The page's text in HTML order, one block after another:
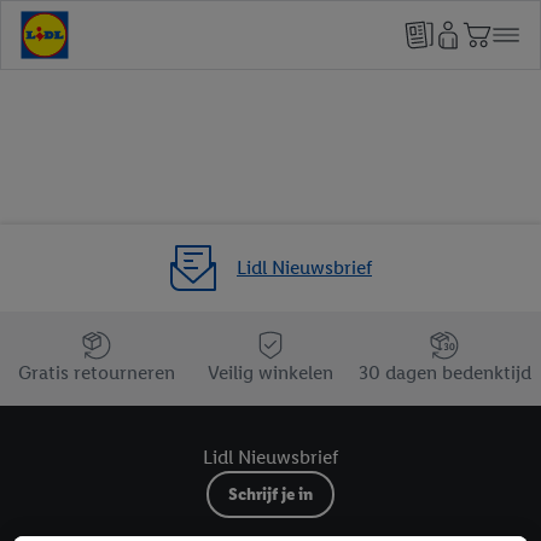
Lidl Nieuwsbrief
Jouw voordelen bij ons als Lidl webshop klant
Gratis retourneren
Veilig winkelen 30 dagen bedenktijd
Lidl Nieuwsbrief
Schrijf je in